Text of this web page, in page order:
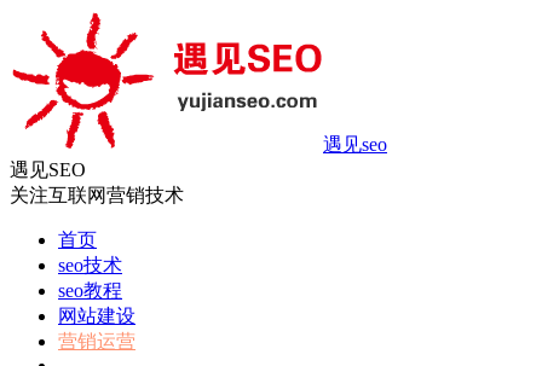
遇见seo
遇见SEO
关注互联网营销技术
首页
seo技术
seo教程
网站建设
营销运营